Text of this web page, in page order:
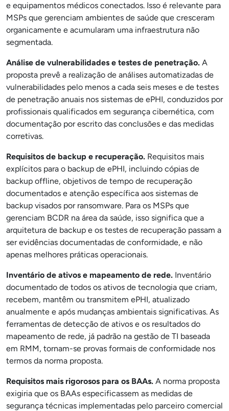
e equipamentos médicos conectados. Isso é relevante para
MSPs que gerenciam ambientes de saúde que cresceram
organicamente e acumularam uma infraestrutura não
segmentada.
Análise de vulnerabilidades e testes de penetração. A
proposta prevê a realização de análises automatizadas de
vulnerabilidades pelo menos a cada seis meses e de testes
de penetração anuais nos sistemas de ePHI, conduzidos por
profissionais qualificados em segurança cibernética, com
documentação por escrito das conclusões e das medidas
corretivas.
Requisitos de backup e recuperação. Requisitos mais
explícitos para o backup de ePHI, incluindo cópias de
backup offline, objetivos de tempo de recuperação
documentados e atenção específica aos sistemas de
backup visados por ransomware. Para os MSPs que
gerenciam BCDR na área da saúde, isso significa que a
arquitetura de backup e os testes de recuperação passam a
ser evidências documentadas de conformidade, e não
apenas melhores práticas operacionais.
Inventário de ativos e mapeamento de rede. Inventário
documentado de todos os ativos de tecnologia que criam,
recebem, mantêm ou transmitem ePHI, atualizado
anualmente e após mudanças ambientais significativas. As
ferramentas de detecção de ativos e os resultados do
mapeamento de rede, já padrão na gestão de TI baseada
em RMM, tornam-se provas formais de conformidade nos
termos da norma proposta.
Requisitos mais rigorosos para os BAAs. A norma proposta
exigiria que os BAAs especificassem as medidas de
segurança técnicas implementadas pelo parceiro comercial